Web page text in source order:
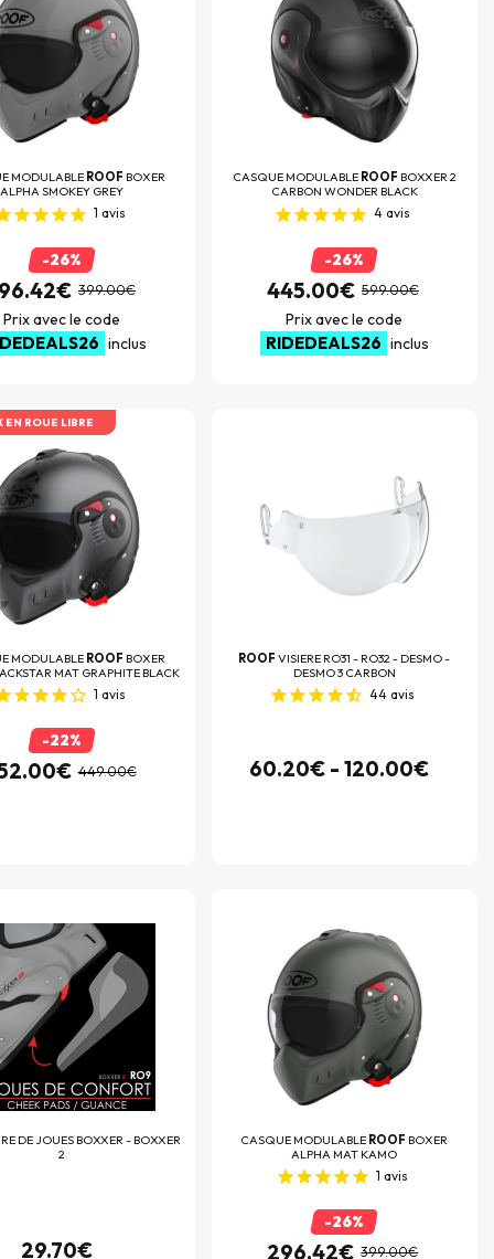
MODULABLE ROOF BOXER
ALPHA SMOKEY GREY
1 avis
-26%
399.00€
Prix avec le code
inclus
CASQUE MODULABLE ROOF BOXXER 2
CARBON WONDER BLACK
4avis
-26%
445.00€ 599.00€
Prix avec le code
RIDEDEALS26 inclus
EN ROUE LIBRE
MODULABLE ROOF BOXER
MAT GRAPHITE BLACK
1 avis
-22%
449.00€
ROOFVISIERE RO31 - RO32 - DESMO -
DESMO 3 CARBON
44avis
60.20€ - 120.00€
DE JOUES BOXXER - BOXXER
2
29.70€
CASQUE MODULABLE ROOF BOXER
ALPHA MAT KAMO
1 avis
-26%
296.42€ 399.00€